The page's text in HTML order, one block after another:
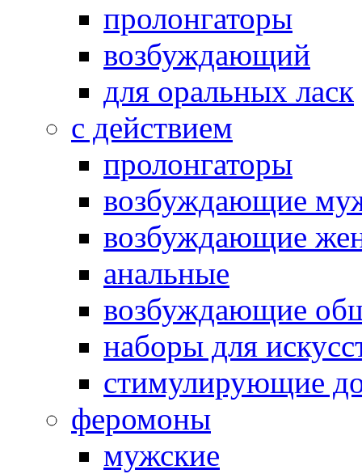
пролонгаторы
возбуждающий
для оральных ласк
с действием
пролонгаторы
возбуждающие
возбуждающие
анальные
возбуждающие
наборы для
стимулирующие
феромоны
мужские